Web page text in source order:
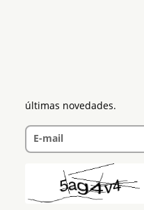
últimas novedades.
E-mail